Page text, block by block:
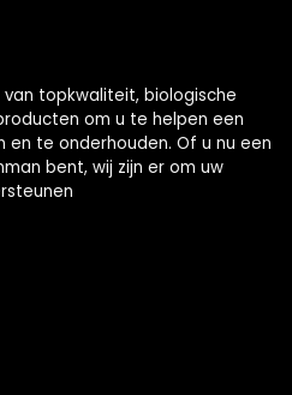
topkwaliteit, biologische
om u te helpen een
te onderhouden. Of u nu een
bent, wij zijn er om uw